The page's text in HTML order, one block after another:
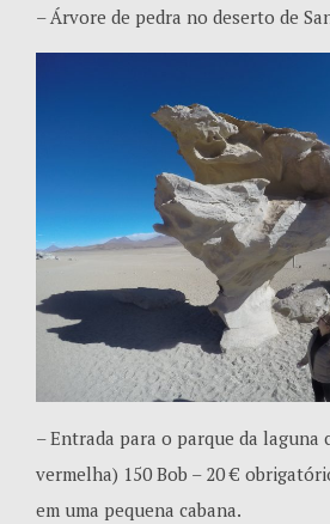
– Árvore de pedra no deserto de
– Entrada para o parque da laguna
vermelha) 150 Bob – 20 €
em uma pequena cabana.